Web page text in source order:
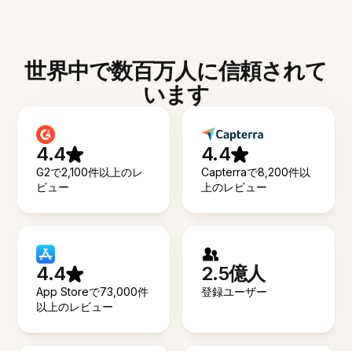
世界中で数百万人に信頼されて
います
4.4
G2で2,100件以上のレ
ビュー
4.4
Capterraで8,200件以
上のレビュー
4.4
App Storeで73,000件
以上のレビュー
2.5億人
登録ユーザー